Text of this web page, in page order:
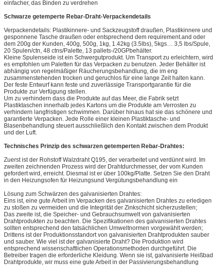
einfacher, das Binden zu verdrehen
Schwarze getemperte Rebar-Draht-Verpackendetails
Verpackendetails: Plastikinnere- und Sackzeugstoff draußen, Plastikinnere und
gesponnene Tasche draußen oder entsprechend dem requirement.and oder
dem 200g der Kunden, 400g, 500g, 1kg, 1.42kg (3.5lbs), 5kgs… 3,5 lbs/Spule,
20 Spulen/ctn, 48 ctns/Palette, 13 pallets-/20GPbehälter.
Kleine Spulenseide ist ein Schwergutprodukt. Um Transport zu erleichtern, wird
es empfohlen um Paletten für das Verpacken zu benutzen. Jeder Behälter ist
abhängig von regelmäßiger Räucherungsbehandlung, die im eng
zusammenstehenden trocken und geruchlos für eine lange Zeit halten kann.
Der feste Entwurf kann feste und zuverlässige Transportgarantie für die
Produkte zur Verfügung stellen.
Um zu verhindern dass die Produkte auf das Meer, die Fabrik setzt
Plastiktaschen innerhalb jedes Kartons um die Produkte am Verrosten zu
verhindern langfristigen schwimmen. Darüber hinaus hat sie das schönere und
garantierte Verpacken. Jede Rolle einer kleinen Plastiktasche- und
Blasenbehandlung steuert ausschließlich den Kontakt zwischen dem Produkt
und der Luft.
Technisches Prinzip des schwarzen getemperten Rebar-Drahtes:
Zuerst ist der Rohstoff Walzdraht Q195, der verarbeitet und verdünnt wird. Im
zweiten zeichnenden Prozess wird der Drahtdurchmesser, der vom Kunden
gefordert wird, erreicht. Diesmal ist er über 100kg/Platte. Setzen Sie den Draht
in den Heizungsofen für Heizungsund Vergütungsbehandlung ein
Lösung zum Schwärzen des galvanisierten Drahtes:
Eins ist, eine gute Arbeit im Verpacken des galvanisierten Drahtes zu erledigen
zu stoßen zu vermeiden und die Integrität der Zinkschicht sicherzustellen;
Das zweite ist, die Speicher- und Gebrauchsumwelt von galvanisierten
Drahtprodukten zu beachten. Die Spezifikationen des galvanisierten Drahtes
sollten entsprechend den tatsächlichen Umweltnormen vorgewählt werden;
Drittens ist der Produktionsstandort von galvanisierten Drahtprodukten sauber
und sauber. Wie viel ist der galvanisierte Draht? Die Produktion wird
entsprechend wissenschaftlichen Operationsmethoden durchgeführt. Die
Betreiber tragen die erforderliche Kleidung. Wenn sie ist, galvanisierte Heißbad
Drahtprodukte, wir muss eine gute Arbeit in der Passivierungsbehandlung